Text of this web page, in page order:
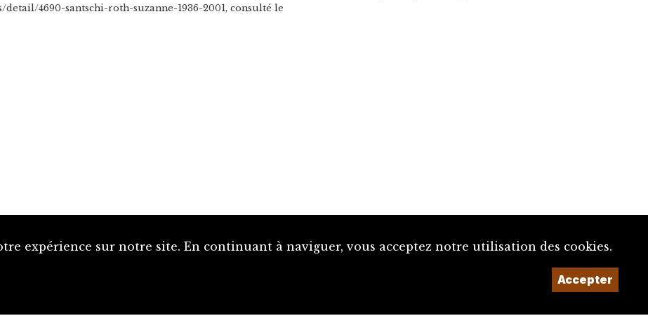
4690-santschi-roth-suzanne-1936-2001, consulté le
expérience sur notre site. En continuant à naviguer, vous acceptez notre utilisation des cookies.
Accepter